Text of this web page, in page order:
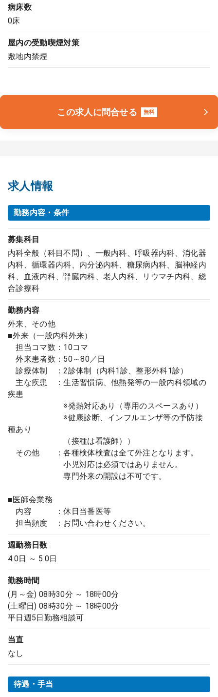
DtoDとは
お問合せ
採用をお考えの医療機関の方
病床数
0床
屋内の受動喫煙対策
敷地内禁煙
この求人に問合せる 無料
求人情報
勤務内容・条件
募集科目
内科全般（科目不問）、一般内科、呼吸器内科、消化器
内科、循環器内科、内分泌内科、糖尿病内科、脳神経内
科、血液内科、腎臓内科、老人内科、リウマチ内科、総
合診療科
勤務内容
外来、その他
■外来（一般内科外来）
担当コマ数：10コマ
外来患者数：50～80／日
診療体制 ：2診体制（内科1診、整形外科1診）
主な疾患 ：生活習慣病、他熱発等の一般内科領域の
疾患
※発熱対応あり（専用のスペースあり）
※健康診断、インフルエンザ等の予防接
種あり
（接種は看護師））
その他 ：各種検体検査は全て外注となります。
小児対応は必須ではありません。
専門外来の開設は不可です。
■医師会業務
内容 ：休日当番医等
担当頻度 ：お問い合わせください。
週勤務日数
4.0日 ～ 5.0日
勤務時間
(月～金) 08時30分 ～ 18時00分
(土曜日) 08時30分 ～ 18時00分
平日週5日勤務相談可
当直
なし
待遇・手当